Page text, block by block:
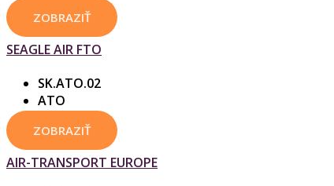
ZOBRAZIŤ
SEAGLE AIR FTO
SK.ATO.02
ATO
ZOBRAZIŤ
AIR-TRANSPORT EUROPE